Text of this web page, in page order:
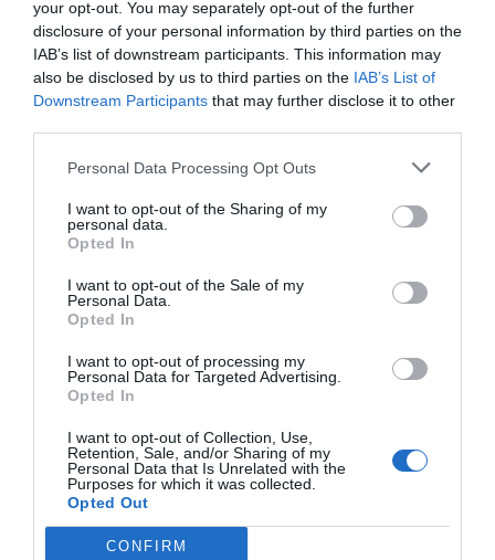
your opt-out. You may separately opt-out of the further
disclosure of your personal information by third parties on the
IAB’s list of downstream participants. This information may
also be disclosed by us to third parties on the IAB’s List of
Downstream Participants that may further disclose it to other
Personal Data Processing Opt Outs
I want to opt-out of the Sharing of my
personal data.
Opted In
I want to opt-out of the Sale of my
Personal Data.
Opted In
I want to opt-out of processing my
Personal Data for Targeted Advertising.
Opted In
I want to opt-out of Collection, Use,
Retention, Sale, and/or Sharing of my
Personal Data that Is Unrelated with the
Purposes for which it was collected.
Opted Out
CONFIRM